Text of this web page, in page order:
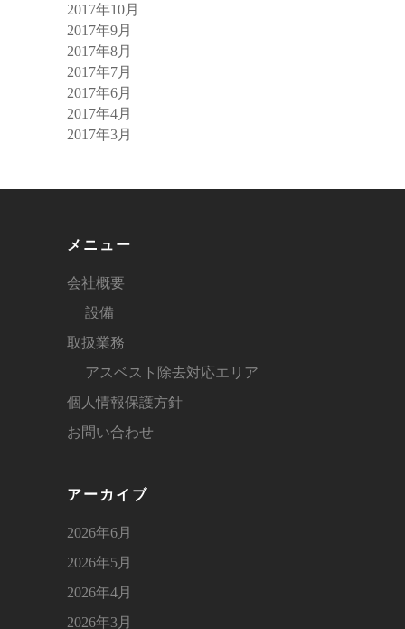
2017年10月
2017年9月
2017年8月
2017年7月
2017年6月
2017年4月
2017年3月
メニュー
会社概要
設備
取扱業務
アスベスト除去対応エリア
個人情報保護方針
お問い合わせ
アーカイブ
2026年6月
2026年5月
2026年4月
2026年3月